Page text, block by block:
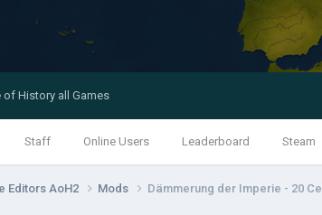
Staff Online Users Leaderboard Steam
of History all Games
Editors AoH2 Mods Dämmerung der Imperie - 20